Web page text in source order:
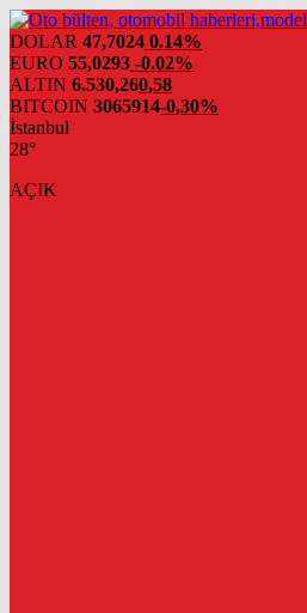
DOLAR 47,7024 0.14%
EURO 55,0293 -0.02%
ALTIN 6.530,260,58
BITCOIN 3065914-0,30%
İstanbul
28°
AÇIK